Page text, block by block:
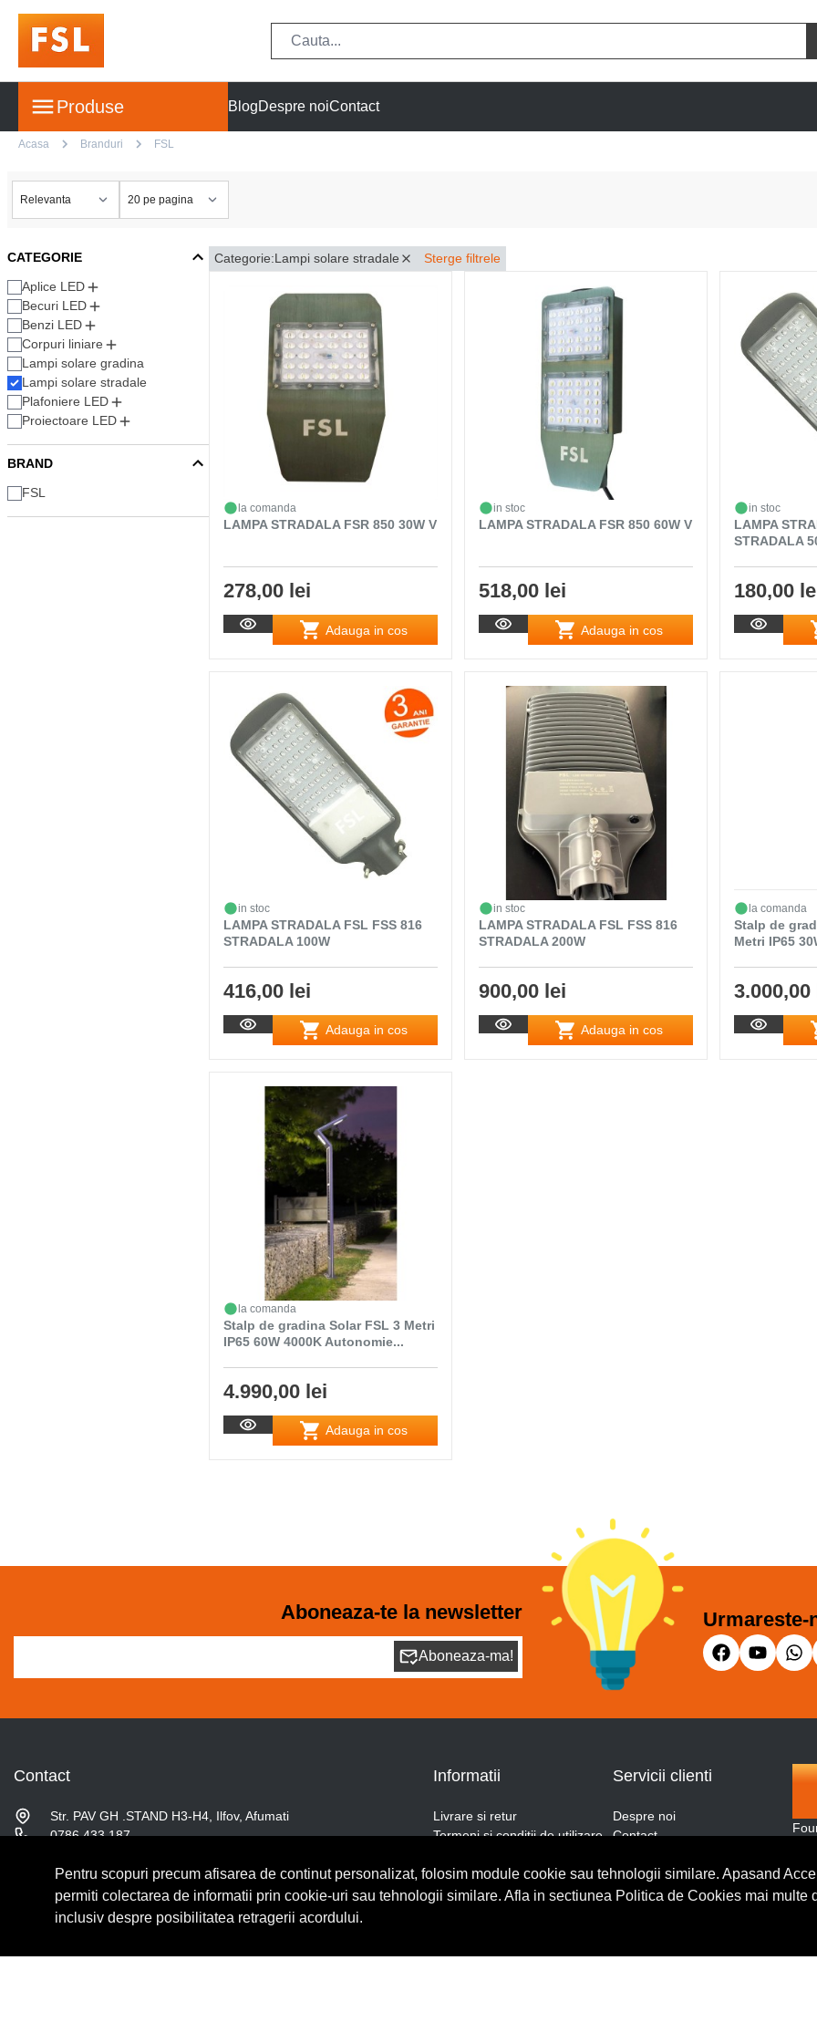
Produse BlogDespre noiContact
Acasa Branduri FSL
CATEGORIE
Aplice LED
Becuri LED
Benzi LED
Corpuri liniare
Lampi solare gradina
Lampi solare stradale
Plafoniere LED
Proiectoare LED
BRAND
FSL
Categorie:Lampi solare stradale Sterge filtrele
la comanda
LAMPA STRADALA FSR 850 30W V
278,00 lei
Adauga in cos
in stoc
LAMPA STRADALA FSR 850 60W V
518,00 lei
Adauga in cos
in stoc
LAMPA
STRADALA
180,00
in stoc
LAMPA STRADALA FSL FSS 816
STRADALA 100W
416,00 lei
Adauga in cos
in stoc
LAMPA STRADALA FSL FSS 816
STRADALA 200W
900,00 lei
Adauga in cos
la comanda
Stalp de
Metri IP65
3.000,00
la comanda
Stalp de gradina Solar FSL 3 Metri
IP65 60W 4000K Autonomie...
4.990,00 lei
Adauga in cos
Aboneaza-te la newsletter
Aboneaza-ma!
Urmareste-
Contact
Str. PAV GH .STAND H3-H4, Ilfov, Afumati
0786.433.187
Luni-Vineri: 9:00 - 17:00
Sambata: 9:00 - 14:00
Informatii
Livrare si retur
Termeni si conditii de utilizare
Politica de retur
Politica de confidentialitate
Servicii clienti
Despre noi
Contact
Cerere de retur
Pentru scopuri precum afisarea de continut personalizat, folosim module cookie sau tehnologii similare. Apasand
permiti colectarea de informatii prin cookie-uri sau tehnologii similare. Afla in sectiunea Politica de Cookies mai multe
inclusiv despre posibilitatea retragerii acordului.